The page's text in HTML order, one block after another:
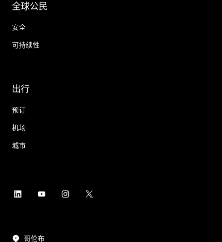
全球公民
安全
可持续性
出行
预订
机场
城市
哥伦布